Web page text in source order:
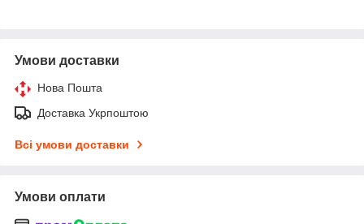
Умови доставки
Нова Пошта
Доставка Укрпоштою
Всі умови доставки
Умови оплати